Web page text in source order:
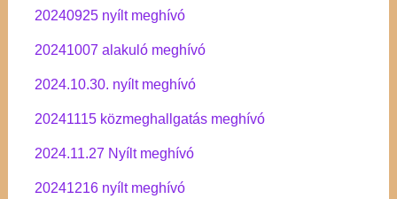
20240925 nyílt meghívó
20241007 alakuló meghívó
2024.10.30. nyílt meghívó
20241115 közmeghallgatás meghívó
2024.11.27 Nyílt meghívó
20241216 nyílt meghívó